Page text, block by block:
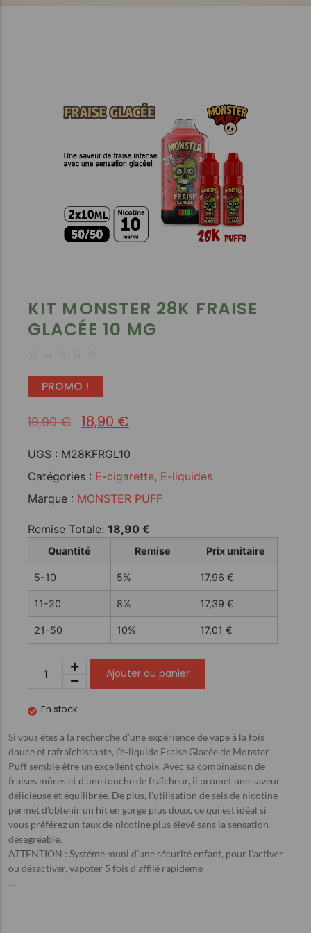
KIT MONSTER 28K FRAISE
GLACÉE 10 MG
☆ ☆ ☆ ☆ ☆
PROMO !
19,90€ 18,90 €
UGS : M28KFRGL10
Catégories : E-cigarette, E-liquides
Marque : MONSTER PUFF
Remise Totale: 18,90 €
Quantité Remise Prix unitaire
5-10 5% 17,96 €
11-20 8% 17,39 €
21-50 10% 17,01 €
Ajouter au panier
En stock
Si vous êtes à la recherche d’une expérience de vape à la fois
douce et rafraîchissante, l’e-liquide Fraise Glacée de Monster
Puff semble être un excellent choix. Avec sa combinaison de
fraises mûres et d’une touche de fraîcheur, il promet une saveur
délicieuse et équilibrée. De plus, l’utilisation de sels de nicotine
permet d’obtenir un hit en gorge plus doux, ce qui est idéal si
vous préférez un taux de nicotine plus élevé sans la sensation
désagréable.
ATTENTION : Systéme muni d’une sécurité enfant, pour l’activer
ou désactiver, vapoter 5 fois d’affilé rapideme
…